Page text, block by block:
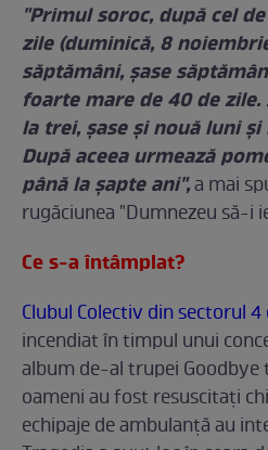
"Primul soroc, după cel
zile (duminică, 8
săptămâni, şase
foarte mare de 40 de
la trei, şase şi nouă luni
După aceea urmează
până la şapte ani",a mai
rugăciunea "Dumnezeu să-i
Ce s-a întâmplat?
Clubul Colectiv din sectorul 4
incendiat în timpul unui
album de-al trupei Goodbye
oameni au fost resuscitaţi
echipaje de ambulanţă au